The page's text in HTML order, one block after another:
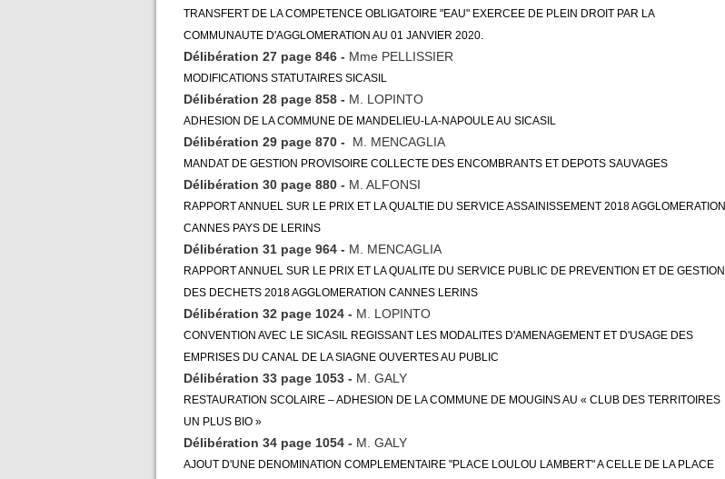
TRANSFERT DE LA COMPETENCE OBLIGATOIRE "EAU" EXERCEE DE PLEIN DROIT PAR LA
COMMUNAUTE D'AGGLOMERATION AU 01 JANVIER 2020.
Délibération 27 page 846 - Mme PELLISSIER
MODIFICATIONS STATUTAIRES SICASIL
Délibération 28 page 858 - M. LOPINTO
ADHESION DE LA COMMUNE DE MANDELIEU-LA-NAPOULE AU SICASIL
Délibération 29 page 870 - M. MENCAGLIA
MANDAT DE GESTION PROVISOIRE COLLECTE DES ENCOMBRANTS ET DEPOTS SAUVAGES
Délibération 30 page 880 - M. ALFONSI
RAPPORT ANNUEL SUR LE PRIX ET LA QUALTIE DU SERVICE ASSAINISSEMENT 2018 AGGLOMERATION
CANNES PAYS DE LERINS
Délibération 31 page 964 - M. MENCAGLIA
RAPPORT ANNUEL SUR LE PRIX ET LA QUALITE DU SERVICE PUBLIC DE PREVENTION ET DE GESTION
DES DECHETS 2018 AGGLOMERATION CANNES LERINS
Délibération 32 page 1024 - M. LOPINTO
CONVENTION AVEC LE SICASIL REGISSANT LES MODALITES D'AMENAGEMENT ET D'USAGE DES
EMPRISES DU CANAL DE LA SIAGNE OUVERTES AU PUBLIC
Délibération 33 page 1053 - M. GALY
RESTAURATION SCOLAIRE – ADHESION DE LA COMMUNE DE MOUGINS AU « CLUB DES TERRITOIRES
UN PLUS BIO »
Délibération 34 page 1054 - M. GALY
AJOUT D'UNE DENOMINATION COMPLEMENTAIRE "PLACE LOULOU LAMBERT" A CELLE DE LA PLACE